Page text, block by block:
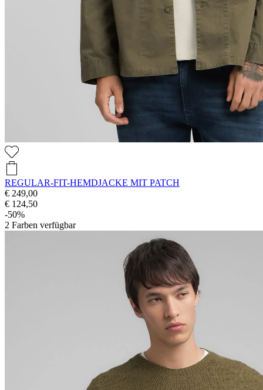
REGULAR-FIT-HEMDJACKE MIT PATCH
€ 249,00
€ 124,50
-50%
2 Farben verfügbar